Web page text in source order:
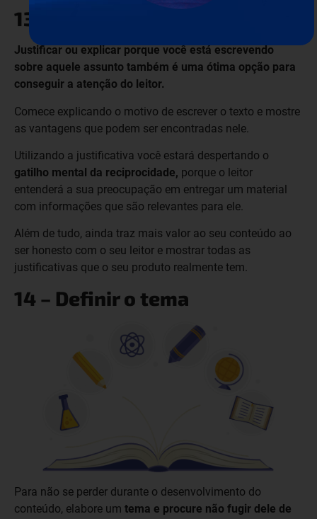
13 – Fazer uma justificativa
Justificar ou explicar porque você está escrevendo
sobre aquele assunto também é uma ótima opção para
conseguir a atenção do leitor.
Comece explicando o motivo de escrever o texto e mostre
as vantagens que podem ser encontradas nele.
Utilizando a justificativa você estará despertando o
gatilho mental da reciprocidade, porque o leitor
entenderá a sua preocupação em entregar um material
com informações que são relevantes para ele.
Além de tudo, ainda traz mais valor ao seu conteúdo ao
ser honesto com o seu leitor e mostrar todas as
justificativas que o seu produto realmente tem.
14 – Definir o tema
Para não se perder durante o desenvolvimento do
conteúdo, elabore um tema e procure não fugir dele de